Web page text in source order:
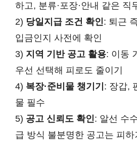
하고, 분류·포장·안내 같은 직
2) 당일지급 조건 확인: 퇴근
입금인지 사전에 확인
3) 지역 기반 공고 활용: 이동
우선 선택해 피로도 줄이기
4) 복장·준비물 챙기기 : 장갑,
물 필수
5) 공고 신뢰도 확인: 알선 수
급 방식 불분명한 공고는 피하